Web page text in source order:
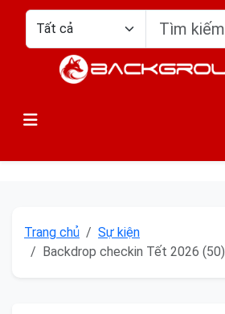
Trang chủ
Sự kiện
Backdrop checkin Tết 2026 (50)